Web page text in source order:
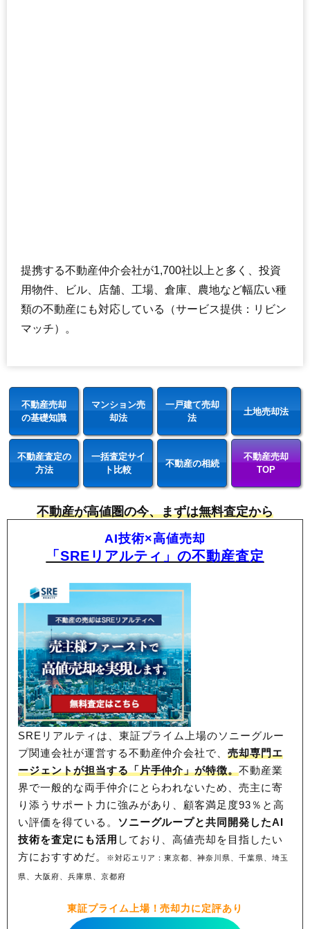
提携する不動産仲介会社が1,700社以上と多く、投資
用物件、ビル、店舗、工場、倉庫、農地など幅広い種
類の不動産にも対応している（サービス提供：リビン
マッチ）。
不動産売却
の基礎知識
マンション売
却法
一戸建て売却
法
土地売却法
不動産査定の
方法
一括査定サイ
ト比較
不動産の相続
不動産売却
TOP
不動産が高値圏の今、まずは無料査定から
AI技術×高値売却
「SREリアルティ」の不動産査定
SREリアルティは、東証プライム上場のソニーグルー
プ関連会社が運営する不動産仲介会社で、売却専門エ
ージェントが担当する「片手仲介」が特徴。不動産業
界で一般的な両手仲介にとらわれないため、売主に寄
り添うサポート力に強みがあり、顧客満足度93％と高
い評価を得ている。 ソニーグループと共同開発したAI
技術を査定にも活用 しており、高値売却を目指したい
方におすすめだ。
※対応エリア：東京都、神奈川県、千葉県、埼玉
県、大阪府、兵庫県、京都府
東証プライム上場！売却力に定評あり